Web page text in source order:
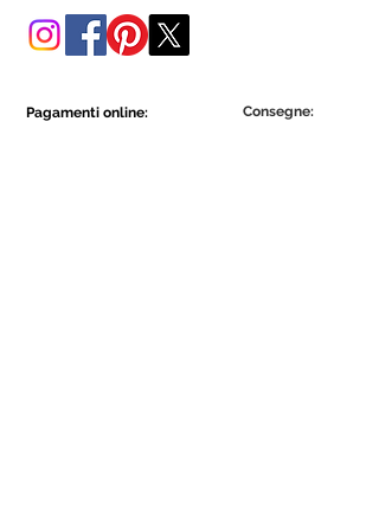
Pagamenti online: Consegne: